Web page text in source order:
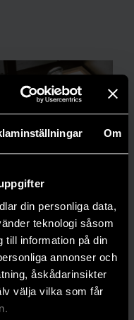
Om
din personliga data,
teknologi såsom
till information på din
annonser och
åskådarinsikter
välja vilka som får
vet man
en art är
procent avalla
som har klassats
utrotade
igen.
matematiska
och AI ska